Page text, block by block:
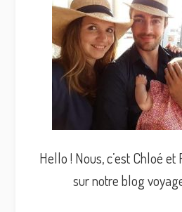
Hello ! Nous, c’est Chloé et
sur notre blog